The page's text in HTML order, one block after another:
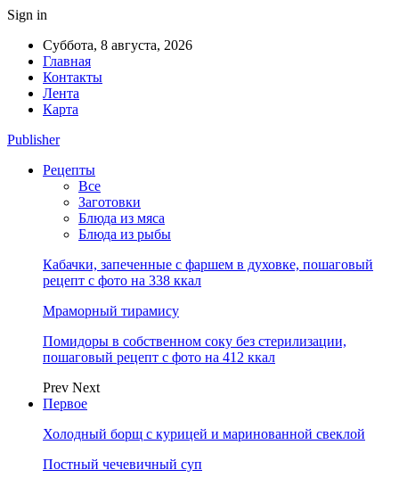
Sign in
Суббота, 8 августа, 2026
Главная
Контакты
Лента
Карта
Publisher
Рецепты
Все
Заготовки
Блюда из мяса
Блюда из рыбы
Кабачки, запеченные с фаршем в духовке, пошаговый
рецепт с фото на 338 ккал
Мраморный тирамису
Помидоры в собственном соку без стерилизации,
пошаговый рецепт с фото на 412 ккал
Prev Next
Первое
Холодный борщ с курицей и маринованной свеклой
Постный чечевичный суп